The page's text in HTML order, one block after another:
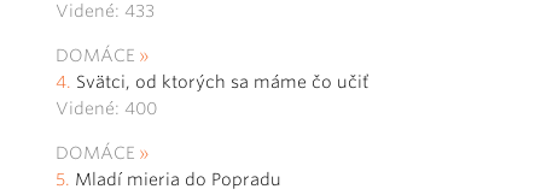
Videné: 433
DOMÁCE
Svätci, od ktorých sa máme čo učiť
Videné: 400
DOMÁCE
Mladí mieria do Popradu